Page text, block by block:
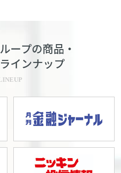
ープの商品・
インナップ